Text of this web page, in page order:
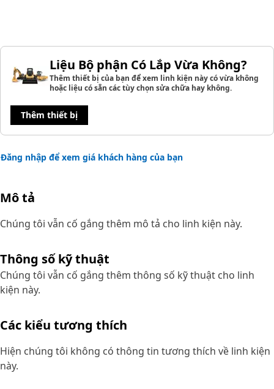
Liệu Bộ phận Có Lắp Vừa Không?
Thêm thiết bị của bạn để xem linh kiện này có vừa không
hoặc liệu có sẵn các tùy chọn sửa chữa hay không.
Thêm thiết bị
Đăng nhập để xem giá khách hàng của bạn
Mô tả
Chúng tôi vẫn cố gắng thêm mô tả cho linh kiện này.
Thông số kỹ thuật
Chúng tôi vẫn cố gắng thêm thông số kỹ thuật cho linh
kiện này.
Các kiểu tương thích
Hiện chúng tôi không có thông tin tương thích về linh kiện
này.